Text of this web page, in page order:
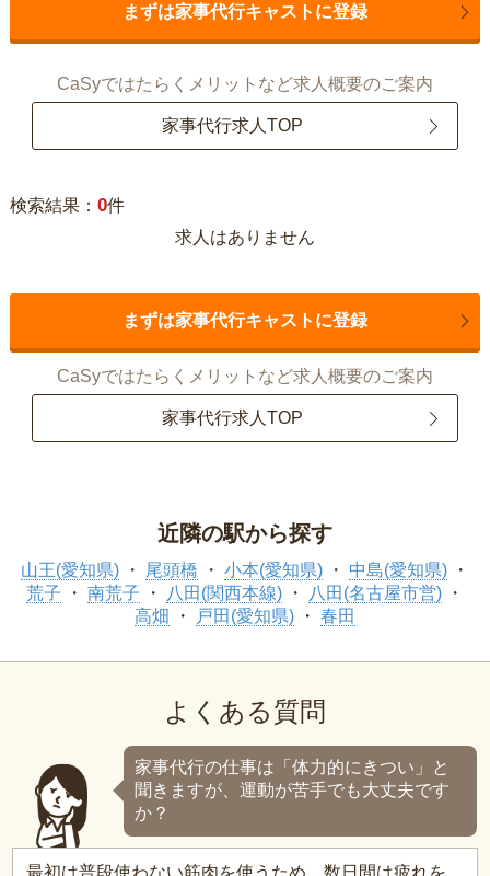
まずは家事代行キャストに登録
CaSyではたらくメリットなど求人概要のご案内
家事代行求人TOP
検索結果： 0件
求人はありません
まずは家事代行キャストに登録
CaSyではたらくメリットなど求人概要のご案内
家事代行求人TOP
近隣の駅から探す
山王(愛知県) 尾頭橋 小本(愛知県)
中島(愛知県)
荒子
南荒子 八田(関西本線)
八田(名古屋市営)
高畑
戸田(愛知県) 春田
よくある質問
家事代行の仕事は「体力的にきつい」と
聞きますが、運動が苦手でも大丈夫です
か？
最初は普段使わない筋肉を使うため、数日間は疲れを